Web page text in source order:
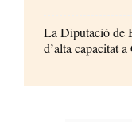
La Diputació de
d’alta capacitat